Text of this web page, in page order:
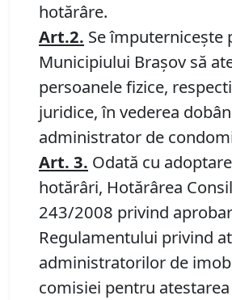
hotărâre.
Art.2. Se împuterniceşte
Municipiului Braşov să
persoanele fizice,
juridice, în vederea
administrator de
Art. 3. Odată cu
hotărâri, Hotărârea
243/2008 privind
Regulamentului privind
administratorilor de
comisiei pentru atestarea